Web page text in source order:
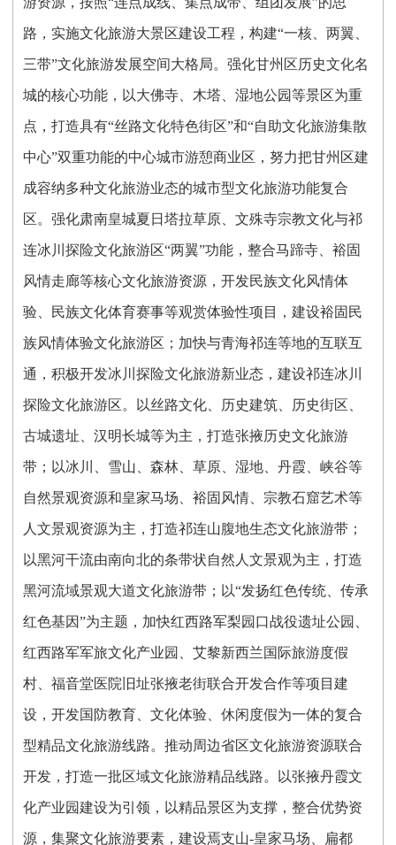
路，实施文化旅游大景区建设工程，构建“一核、两翼、
三带”文化旅游发展空间大格局。强化甘州区历史文化名
城的核心功能，以大佛寺、木塔、湿地公园等景区为重
点，打造具有“丝路文化特色街区”和“自助文化旅游集散
中心”双重功能的中心城市游憩商业区，努力把甘州区建
成容纳多种文化旅游业态的城市型文化旅游功能复合
区。强化肃南皇城夏日塔拉草原、文殊寺宗教文化与祁
连冰川探险文化旅游区“两翼”功能，整合马蹄寺、裕固
风情走廊等核心文化旅游资源，开发民族文化风情体
验、民族文化体育赛事等观赏体验性项目，建设裕固民
族风情体验文化旅游区；加快与青海祁连等地的互联互
通，积极开发冰川探险文化旅游新业态，建设祁连冰川
探险文化旅游区。以丝路文化、历史建筑、历史街区、
古城遗址、汉明长城等为主，打造张掖历史文化旅游
带；以冰川、雪山、森林、草原、湿地、丹霞、峡谷等
自然景观资源和皇家马场、裕固风情、宗教石窟艺术等
人文景观资源为主，打造祁连山腹地生态文化旅游带；
以黑河干流由南向北的条带状自然人文景观为主，打造
黑河流域景观大道文化旅游带；以“发扬红色传统、传承
红色基因”为主题，加快红西路军梨园口战役遗址公园、
红西路军军旅文化产业园、艾黎新西兰国际旅游度假
村、福音堂医院旧址张掖老街联合开发合作等项目建
设，开发国防教育、文化体验、休闲度假为一体的复合
型精品文化旅游线路。推动周边省区文化旅游资源联合
开发，打造一批区域文化旅游精品线路。以张掖丹霞文
化产业园建设为引领，以精品景区为支撑，整合优势资
源，集聚文化旅游要素，建设焉支山-皇家马场、扁都